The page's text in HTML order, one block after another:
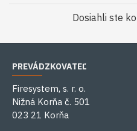
Dosiahli ste
PREVÁDZKOVATEĽ
Firesystem, s. r. o.
Nižná Korňa č. 501
023 21 Korňa